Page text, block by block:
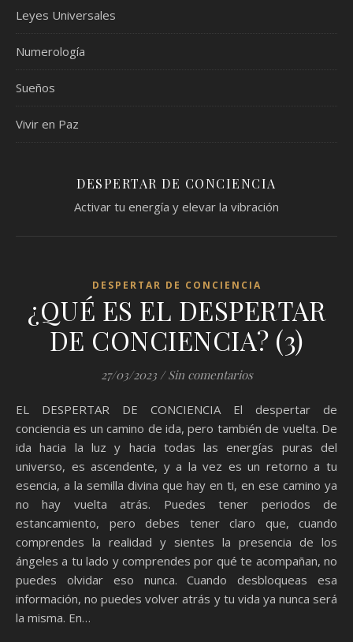
Leyes Universales
Numerología
Sueños
Vivir en Paz
DESPERTAR DE CONCIENCIA
Activar tu energía y elevar la vibración
DESPERTAR DE CONCIENCIA
¿QUÉ ES EL DESPERTAR
DE CONCIENCIA? (3)
27/03/2023 / Sin comentarios
EL DESPERTAR DE CONCIENCIA El despertar de
conciencia es un camino de ida, pero también de vuelta. De
ida hacia la luz y hacia todas las energías puras del
universo, es ascendente, y a la vez es un retorno a tu
esencia, a la semilla divina que hay en ti, en ese camino ya
no hay vuelta atrás. Puedes tener periodos de
estancamiento, pero debes tener claro que, cuando
comprendes la realidad y sientes la presencia de los
ángeles a tu lado y comprendes por qué te acompañan, no
puedes olvidar eso nunca. Cuando desbloqueas esa
información, no puedes volver atrás y tu vida ya nunca será
la misma. En…